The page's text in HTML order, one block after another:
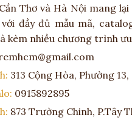
Thơ và Hà Nội mang
đầy đủ mẫu mã,
kèm nhiều chương trình
313 Cộng Hòa, Phường
0915892895
873 Trường Chinh, P.Tây